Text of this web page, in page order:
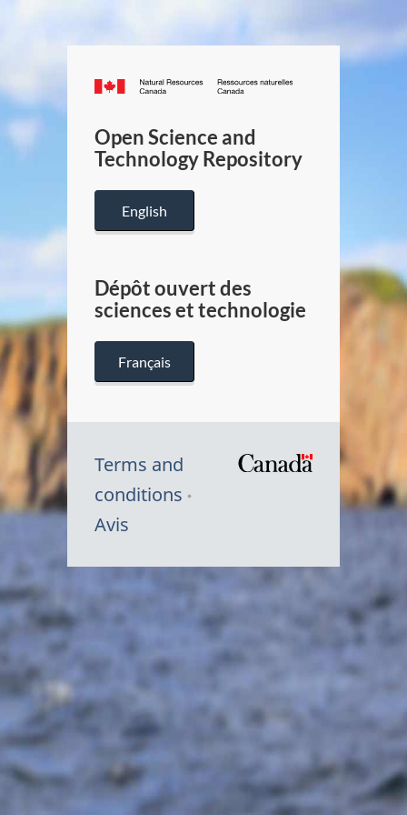
Canada.ca
/
Canada
Open Science and
Technology Repository
English
Dépôt ouvert des
sciences et technologie
Français
Terms and
conditions
Avis
Symbole
Canada